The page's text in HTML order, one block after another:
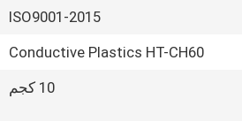
ISO9001-2015
Conductive Plastics HT-CH60
10 كجم